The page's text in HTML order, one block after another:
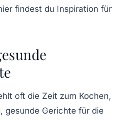
findest du Inspiration für
oft die Zeit zum Kochen,
gesunde Gerichte für die